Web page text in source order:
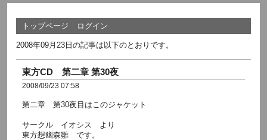
トップページ ログイン
2008年09月23日の記事は以下のとおりです。
東方CD 第二章 第30夜
2008/09/23 07:58
第二章 第30夜目はこのジャケット
サークル イオシス より
東方想幽森雛 です。